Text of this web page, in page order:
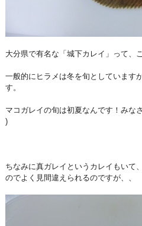
大分県で有名な「城下カレイ」って、
一般的にヒラメは冬を旬としています
す。
マコガレイの旬は初夏なんです！みな
)
ちなみに真ガレイというカレイもいて
のでよく見間違えられるのですが、、